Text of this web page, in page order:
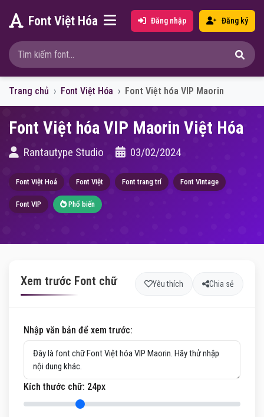
Font Việt Hóa Đăng nhập Đăng ký
Trang chủ Font Việt Hóa Font Việt hóa VIP Maorin
Font Việt hóa VIP Maorin Việt Hóa
Rantautype Studio 03/02/2024
Font Việt Hoá Font Việt Font trang trí Font Vintage
Font VIP Phổ biến
Xem trước Font chữ Yêu thích Chia sẻ
Nhập văn bản để xem trước:
Kích thước chữ: 24px